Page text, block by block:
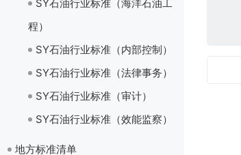
SY石油行业标准（海洋石油工
程）
SY石油行业标准（内部控制）
SY石油行业标准（法律事务）
SY石油行业标准（审计）
SY石油行业标准（效能监察）
地方标准清单